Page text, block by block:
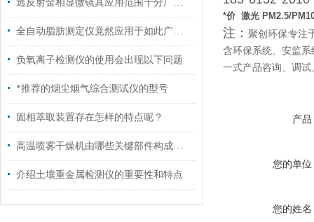
透反射金相显微镜其应用范围十分广泛，主要涵盖以下几个核心领域
全自动脂肪测定仪竟然应用于如此广泛的领域
负氧离子检测仪的使用会出现以下问题
*推荐的烟尘烟气综合测试仪的型号
固相萃取装置存在怎样的特点呢？
高温喷雾干燥机由哪些关键部件构成？一篇读懂核心运行逻辑
介绍土壤重金属检测仪的重要性和特点
*价 激光 PM2.5/
注：聚创环保专注
含环保系统、安监
一式产品咨询、调
产品
您的单位
您的姓名